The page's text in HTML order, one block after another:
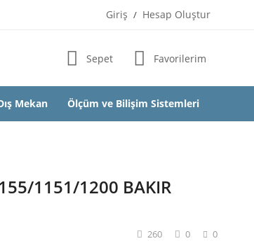
Giriş / Hesap Oluştur
Sepet Favorilerim
Mekan Ölçüm ve Bilişim Sistemleri
1151/1200 BAKIR
0
0
260